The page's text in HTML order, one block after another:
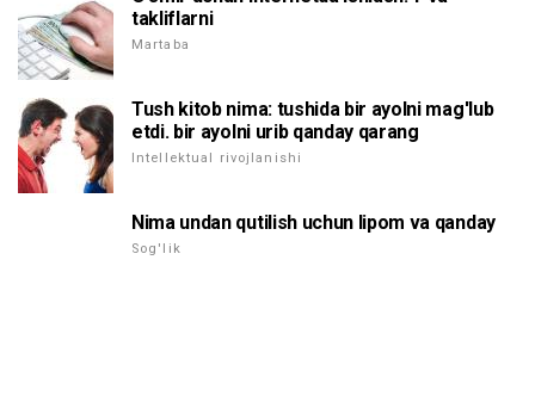
takliflarni
Martaba
Tush kitob nima: tushida bir ayolni mag'lub
etdi. bir ayolni urib qanday qarang
Intellektual rivojlanishi
Nima undan qutilish uchun lipom va qanday
Sog'lik